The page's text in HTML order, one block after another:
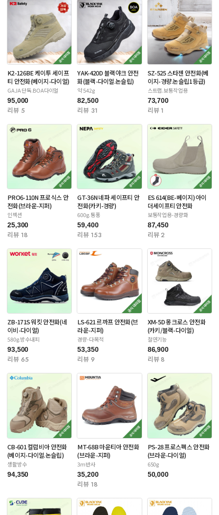
K2-126BE 케이투 세이프
티 안전화(베이지-다이얼)
GAJA 단독.BOA다이얼
95,000
리뷰 5
YAK-420D 블랙야크 안전
화(블랙-다이얼.논슬립)
약 542g
82,500
리뷰 31
SZ-525 스타젠 안전화(베
이지-경량.논슬립1등급)
스트랩.보통작업용
73,700
리뷰 1
PRO6-110N 프로식스 안
전화(브라운-지퍼)
인젝션
25,300
리뷰 18
GT-36N 네파 세이프티 안
전화(카키-경량)
600g.통풍
59,400
리뷰 153
ES 614(BE-베이지) 아이
더세이프티 안전화
보통작업용-경량화
87,450
리뷰 2
ZB-171S 워킷 안전화(네
이비-다이얼)
580g.방수내피
93,500
리뷰 65
LS-621 르까프 안전화(브
라운-지퍼)
경량-다목적
53,350
리뷰 9
XM-5D 몽크로스 안전화
(카키/블랙-다이얼)
절연기능
86,900
리뷰 8
CB-601 컬럼비아 안전화
(베이지-다이얼.논슬립)
생활방수
94,350
MT-68B 마운티아 안전화
(브라운-지퍼)
3m반사
35,200
리뷰 18
PS-28 프로스펙스 안전화
(브라운-다이얼)
650g
50,000